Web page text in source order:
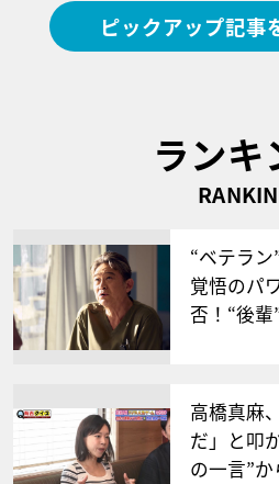
ピックアップ記事
ランキ
“ベテラ
覚悟のパ
否！“後
高橋真麻
だ」と叩
の一言”